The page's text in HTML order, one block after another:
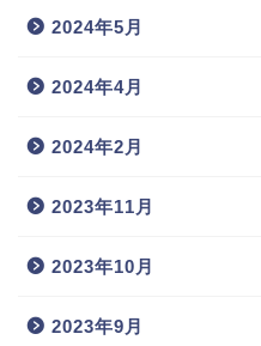
2024年5月
2024年4月
2024年2月
2023年11月
2023年10月
2023年9月